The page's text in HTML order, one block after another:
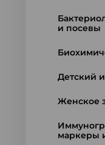
и посевы
Детский
Женское
маркеры